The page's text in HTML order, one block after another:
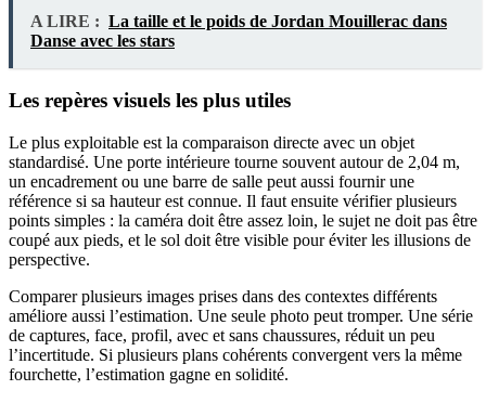
A LIRE : La taille et le poids de Jordan Mouillerac dans
Danse avec les stars
Les repères visuels les plus utiles
Le plus exploitable est la comparaison directe avec un objet
standardisé. Une porte intérieure tourne souvent autour de 2,04 m,
un encadrement ou une barre de salle peut aussi fournir une
référence si sa hauteur est connue. Il faut ensuite vérifier plusieurs
points simples : la caméra doit être assez loin, le sujet ne doit pas être
coupé aux pieds, et le sol doit être visible pour éviter les illusions de
perspective.
Comparer plusieurs images prises dans des contextes différents
améliore aussi l’estimation. Une seule photo peut tromper. Une série
de captures, face, profil, avec et sans chaussures, réduit un peu
l’incertitude. Si plusieurs plans cohérents convergent vers la même
fourchette, l’estimation gagne en solidité.